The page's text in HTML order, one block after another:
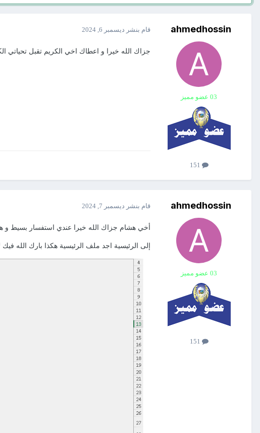
ahmedhossin
03 عضو مميز
قام بنشر ديسمبر 6, 2024
جزاك الله خيرا و اعطاك اخي الكريم تقبل تحياتي
ahmedhossin
03 عضو مميز
قام بنشر ديسمبر 7, 2024
أخي هشام جزاك الله خيرا عندي استفسار بسيط و
إلى الرئيسية اجد ملف الرئيسية هكذا بارك الله